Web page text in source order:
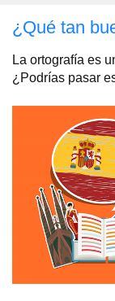
¿Qué tan
La ortografía es
¿Podrías pasar